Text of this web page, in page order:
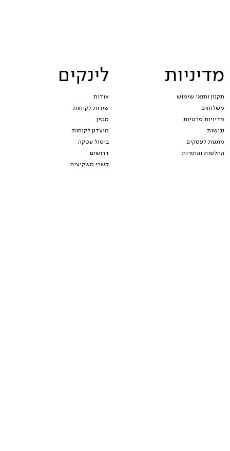
מדיניות
תקנון ותנאי שימוש
משלוחים
מדיניות פרטיות
נגישות
מתנות לעסקים
החלפות והחזרות
לינקים
אודות
שירות לקוחות
מגזין
מועדון לקוחות
ביטול עסקה
דרושים
קשרי משקיעים